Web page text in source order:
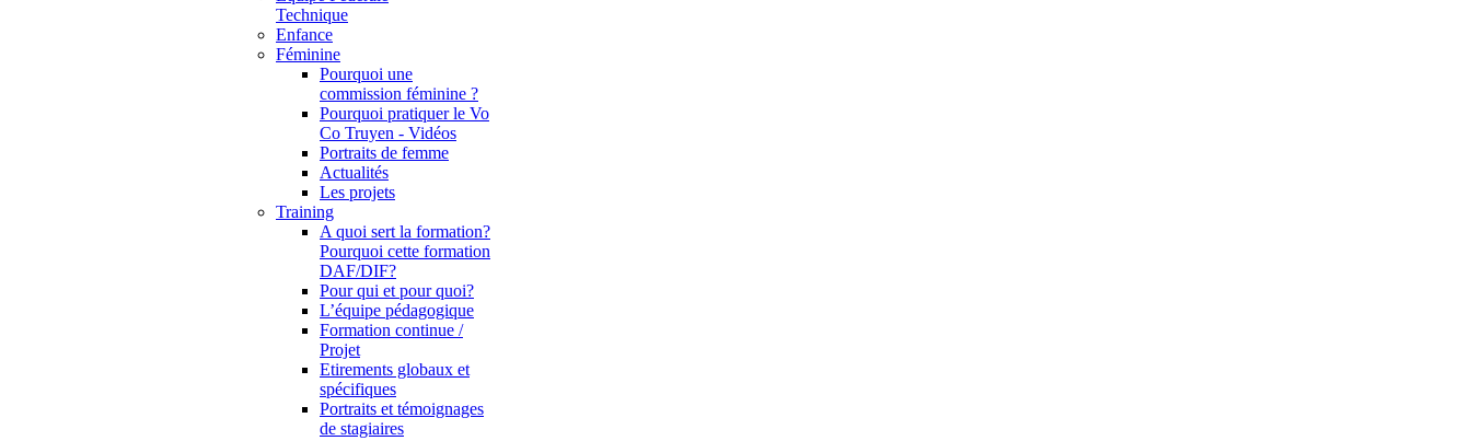
Technique
Enfance
Féminine
Pourquoi une
commission féminine ?
Pourquoi pratiquer le Vo
Co Truyen - Vidéos
Portraits de femme
Actualités
Les projets
Training
A quoi sert la formation?
Pourquoi cette formation
DAF/DIF?
Pour qui et pour quoi?
L’équipe pédagogique
Formation continue /
Projet
Etirements globaux et
spécifiques
Portraits et témoignages
de stagiaires